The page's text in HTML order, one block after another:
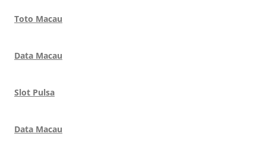
Toto Macau
Data Macau
Slot Pulsa
Data Macau